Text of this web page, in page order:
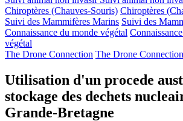
Chiroptères (Chauves-Souris) Chiroptères
Suivi des Mammifères Marins Suivi des
Connaissance du monde végétal
végétal
The Drone Connection The Drone Connection
Utilisation d'un procede
stockage des dechets
Grande-Bretagne